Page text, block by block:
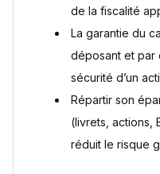
de la fiscalité
La garantie du
déposant et par
sécurité d’un
Répartir son
(livrets, actions,
réduit le risque